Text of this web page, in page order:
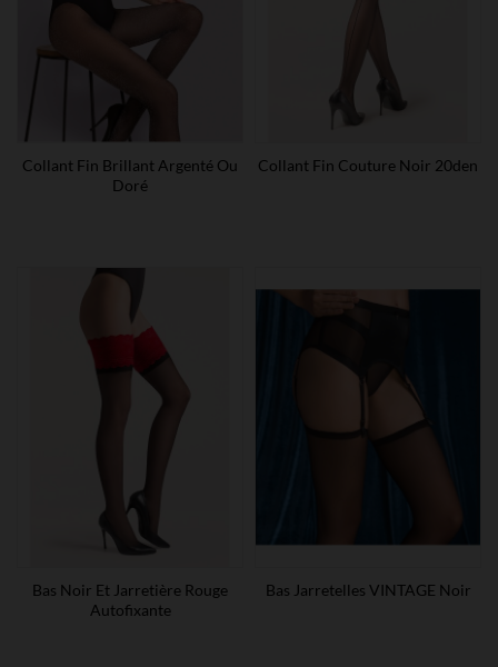
Collant Fin Brillant Argenté Ou
Doré
Collant Fin Couture Noir 20den
Bas Noir Et Jarretière Rouge
Autofixante
Bas Jarretelles VINTAGE Noir